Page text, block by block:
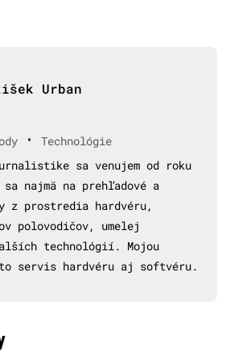
Urban
•
Technológie
sa venujem od roku
sa najmä na prehľadové a
z prostredia hardvéru,
polovodičov, umelej
technológií. Mojou
servis hardvéru aj softvéru.